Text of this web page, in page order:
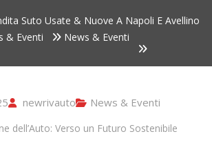
Suto Usate & Nuove A Napoli E Avellino
& Eventi
News & Eventi
newrivauto News & Eventi
dell’Auto: Verso un Futuro Sostenibile